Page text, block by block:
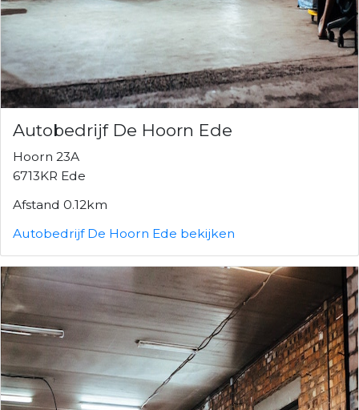
Autobedrijf De Hoorn Ede
Hoorn 23A
6713KR Ede
Afstand 0.12km
Autobedrijf De Hoorn Ede bekijken